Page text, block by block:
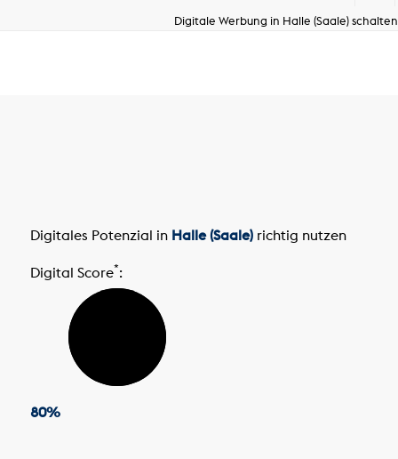
Digitale Werbung in Halle (Saale) schalten
Digitales Potenzial in Halle (Saale)richtig nutzen
Digital Score*:
80%